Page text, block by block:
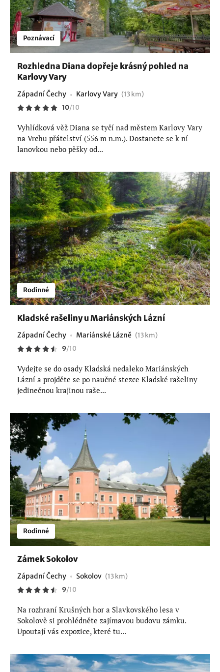
Poznávací
Rozhledna Diana dopřeje krásný pohled na
Karlovy Vary
Západní Čechy Karlovy Vary (13 km)
10/10
Vyhlídková věž Diana se tyčí nad městem Karlovy Vary
na Vrchu přátelství (556 m n.m.). Dostanete se k ní
lanovkou nebo pěšky od...
Rodinné
Kladské rašeliny u Mariánských Lázní
Západní Čechy Mariánské Lázně (13 km)
9/10
Vydejte se do osady Kladská nedaleko Mariánských
Lázní a projděte se po naučné stezce Kladské rašeliny
jedinečnou krajinou raše...
Rodinné
Zámek Sokolov
Západní Čechy Sokolov (13 km)
9/10
Na rozhraní Krušných hor a Slavkovského lesa v
Sokolově si prohlédněte zajímavou budovu zámku.
Upoutají vás expozice, které tu...